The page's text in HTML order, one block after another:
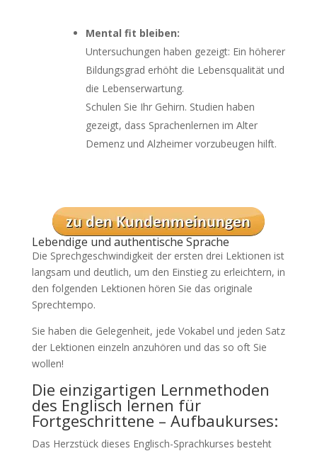
Mental fit bleiben:
Untersuchungen haben gezeigt: Ein höherer
Bildungsgrad erhöht die Lebensqualität und
die Lebenserwartung.
Schulen Sie Ihr Gehirn. Studien haben
gezeigt, dass Sprachenlernen im Alter
Demenz und Alzheimer vorzubeugen hilft.
Lebendige und authentische Sprache
Die Sprechgeschwindigkeit der ersten drei Lektionen ist
langsam und deutlich, um den Einstieg zu erleichtern, in
den folgenden Lektionen hören Sie das originale
Sprechtempo.
Sie haben die Gelegenheit, jede Vokabel und jeden Satz
der Lektionen einzeln anzuhören und das so oft Sie
wollen!
Die einzigartigen Lernmethoden
des Englisch lernen für
Fortgeschrittene – Aufbaukurses:
Das Herzstück dieses Englisch-Sprachkurses besteht